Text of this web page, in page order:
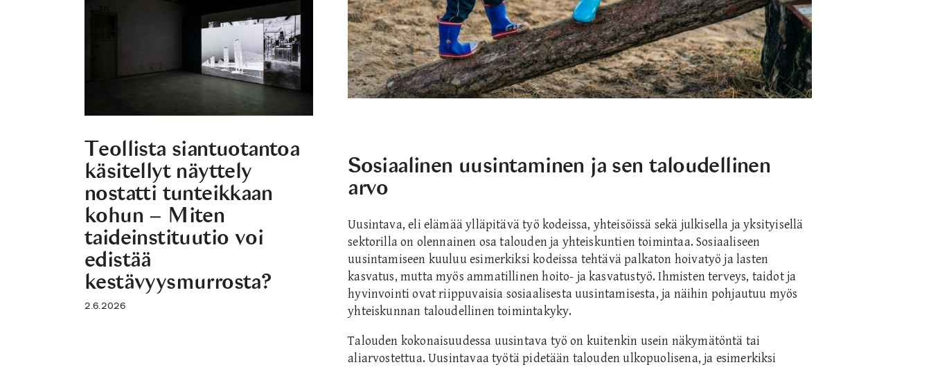
Teollista siantuotantoa
käsitellyt näyttely
nostatti tunteikkaan
kohun – Miten
taideinstituutio voi
edistää
kestävyysmurrosta?
2.6.2026
Sosiaalinen uusintaminen ja sen taloudellinen
arvo
Uusintava, eli elämää ylläpitävä työ kodeissa, yhteisöissä sekä julkisella ja yksityisellä
sektorilla on olennainen osa talouden ja yhteiskuntien toimintaa. Sosiaaliseen
uusintamiseen kuuluu esimerkiksi kodeissa tehtävä palkaton hoivatyö ja lasten
kasvatus, mutta myös ammatillinen hoito- ja kasvatustyö. Ihmisten terveys, taidot ja
hyvinvointi ovat riippuvaisia sosiaalisesta uusintamisesta, ja näihin pohjautuu myös
yhteiskunnan taloudellinen toimintakyky.
Talouden kokonaisuudessa uusintava työ on kuitenkin usein näkymätöntä tai
aliarvostettua. Uusintavaa työtä pidetään talouden ulkopuolisena, ja esimerkiksi